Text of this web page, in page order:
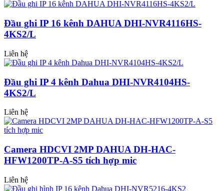
Đầu ghi IP 16 kênh DAHUA DHI-NVR4116HS-
4KS2/L
Liên hệ
Đầu ghi IP 4 kênh Dahua DHI-NVR4104HS-
4KS2/L
Liên hệ
Camera HDCVI 2MP DAHUA DH-HAC-
HFW1200TP-A-S5 tích hợp mic
Liên hệ